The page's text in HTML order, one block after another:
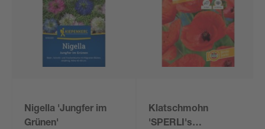
Nigella 'Jungfer im
Grünen'
Klatschmohn
'SPERLI's